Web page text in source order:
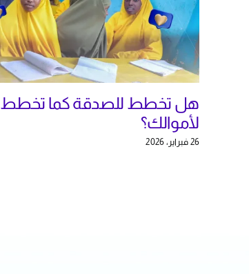
هل تخطط للصدقة كما تخطط
لأموالك؟
26 فبراير، 2026